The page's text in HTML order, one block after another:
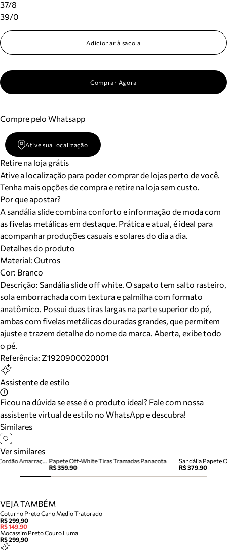
37/8
39/0
Adicionar à sacola
Comprar Agora
Compre pelo Whatsapp
Ative sua localização
Retire na loja grátis
Ative a localização para poder comprar de lojas perto de você.
Tenha mais opções de compra e retire na loja sem custo.
Por que apostar?
A sandália slide combina conforto e informação de moda com
as fivelas metálicas em destaque. Prática e atual, é ideal para
acompanhar produções casuais e solares do dia a dia.
Detalhes do produto
Material: Outros
Cor: Branco
Descrição: Sandália slide off white. O sapato tem salto rasteiro,
sola emborrachada com textura e palmilha com formato
anatômico. Possui duas tiras largas na parte superior do pé,
ambas com fivelas metálicas douradas grandes, que permitem
ajuste e trazem detalhe do nome da marca. Aberta, exibe todo
o pé.
Referência: Z1920900020001
Assistente de estilo
Ficou na dúvida se esse é o produto ideal? Fale com nossa
assistente virtual de estilo no WhatsApp e descubra!
Similares
Ver similares
Papete Off-White Tiras Tramadas Panacota
R$ 359,90
R$ 379,90
Sandália Papete Branca Tiras Cordão Amarração
VEJA TAMBÉM
Coturno Preto Cano Medio Tratorado
R$ 299,90
R$ 149,90
Mocassim Preto Couro Luma
R$ 299,90